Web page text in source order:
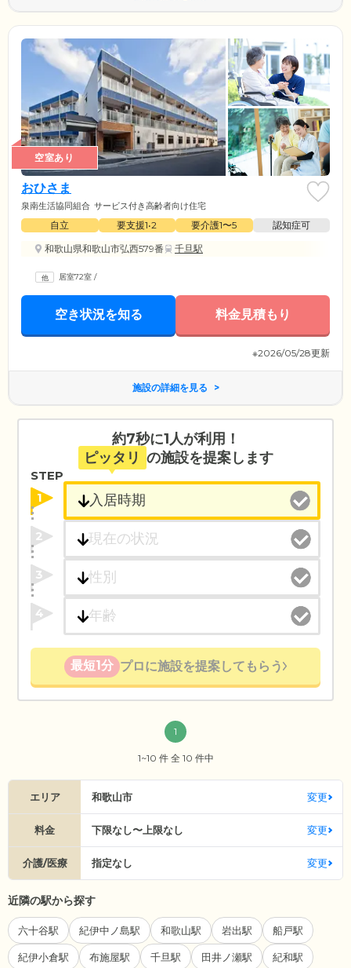
空室あり
おひさま
泉南生活協同組合 サービス付き高齢者向け住宅
自立 要支援1•2 要介護1〜5
認知症可
和歌山県和歌山市弘西579番
千旦駅
居室72室 /
空き状況を知る 料金見積もり
※2026/05/28更新
施設の詳細を見る
約7秒に1人が利用！
ピッタリ の施設を提案します
STEP
1
2
3
4
最短1分 プロに施設を提案してもらう
1
1~10 件 全 10 件中
エリア 和歌山市 変更
料金 下限なし〜上限なし 変更
介護/医療 指定なし 変更
近隣の駅から探す
六十谷駅 紀伊中ノ島駅 和歌山駅 岩出駅 船戸駅
紀伊小倉駅 布施屋駅 千旦駅 田井ノ瀬駅 紀和駅